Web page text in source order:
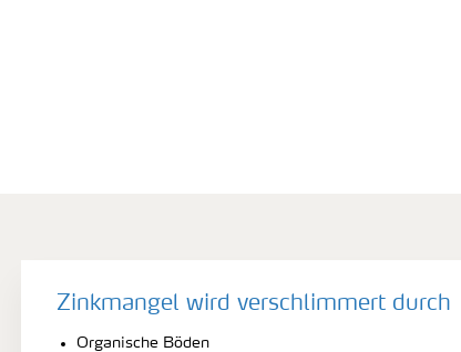
Zinkmangel wird verschlimmert durch
Organische Böden